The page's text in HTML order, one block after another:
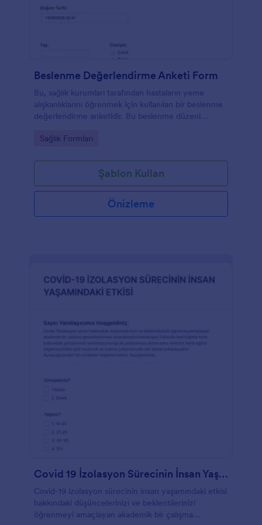
Beslenme Değerlendirme Anketi Form
Bu, sağlık kurumları tarafından hastaların yeme
alışkanlıklarını öğrenmek için kullanılan bir beslenme
değerlendirme anketidir. Bu beslenme düzeni
asidi, iltihaplanma, toksisite ve günde kaç kez yemek
Go to Category:
Sağlık Formları
Şablon Kullan
Önizleme
Covid 19 İzolasyon Sürecinin İnsan Yaşamındaki Etkisi
Covid-19 izolasyon sürecinin insan yaşamındaki etkisi
hakkındaki düşüncelerinizi ve beklentilerinizi
öğrenmeyi amaçlayan akademik bir çalışma